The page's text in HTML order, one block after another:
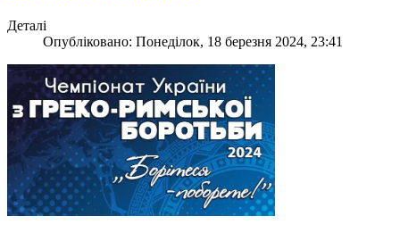
Деталі
Опубліковано: Понеділок, 18 березня 2024, 23:41